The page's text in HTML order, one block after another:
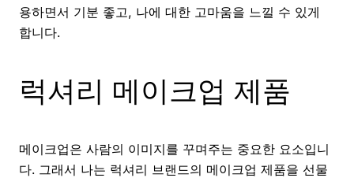
용하면서 기분 좋고, 나에 대한 고마움을 느낄 수 있게
합니다.
럭셔리 메이크업 제품
메이크업은 사람의 이미지를 꾸며주는 중요한 요소입니
다. 그래서 나는 럭셔리 브랜드의 메이크업 제품을 선물